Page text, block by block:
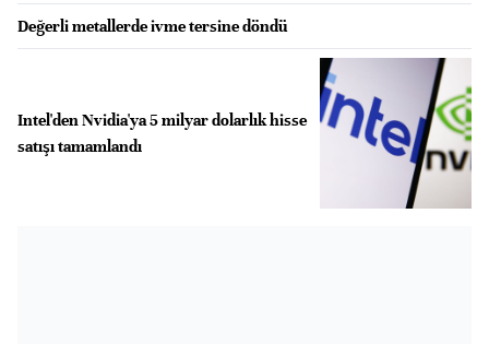
Değerli metallerde ivme tersine döndü
Intel'den Nvidia'ya 5 milyar dolarlık hisse
satışı tamamlandı